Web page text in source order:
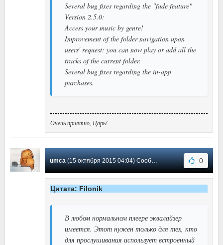
Several bug fixes regarding the "fade feature"
Version 2.5.0:
Access your music by genre!
Improvement of the folder navigation upon
users' request: you can now play or add all the
tracks of the current folder.
Several bug fixes regarding the in-app
purchases.
Очень приятно, Царь!
umca(15 октября 2015 04:04) Сообщение #24 0
Цитата: Filonik
В любом нормальном плеере эквалайзер
имеется. Этот нужен только для тех, кто
для прослушивания использует встроенный